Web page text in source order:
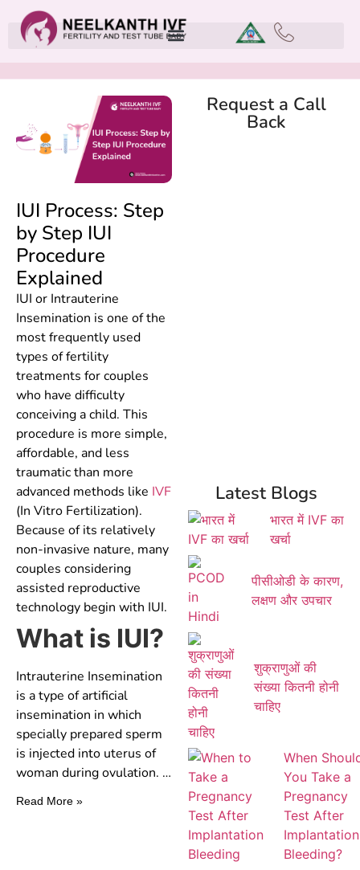
IUI Process: Step
by Step IUI
Procedure
Explained
IUI or Intrauterine
Insemination is one of the
most frequently used
types of fertility
treatments for couples
who have difficulty
conceiving a child. This
procedure is more simple,
affordable, and less
traumatic than more
advanced methods like IVF
(In Vitro Fertilization).
Because of its relatively
non-invasive nature, many
couples considering
assisted reproductive
technology begin with IUI.
What is IUI?
Intrauterine Insemination
is a type of artificial
insemination in which
specially prepared sperm
is injected into uterus of
woman during ovulation. …
Read More »
Request a Call
Back
Latest Blogs
भारत में IVF का
खर्चा
पीसीओडी के कारण,
लक्षण और उपचार
शुक्राणुओं की
संख्या कितनी होनी
चाहिए
When
You Take a
Pregnancy
Test After
Implantation
Bleeding?